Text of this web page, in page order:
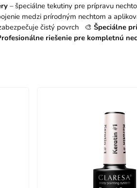
– špeciálne tekutiny pre prípravu
medzi prírodným nechtom a
čistý povrch 🎨Špeciálne
riešenie pre kompletnú